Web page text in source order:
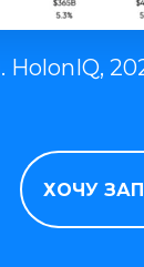
HolonIQ,
ХОЧУ